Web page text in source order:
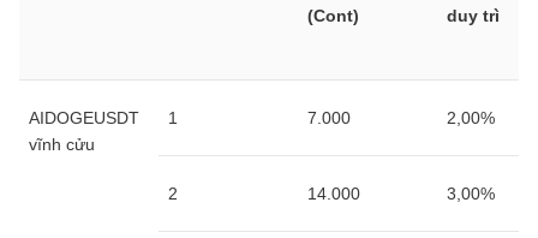
(Cont)
duy trì
AIDOGEUSDT
vĩnh cửu
1 7.000 2,00%
2 14.000 3,00%